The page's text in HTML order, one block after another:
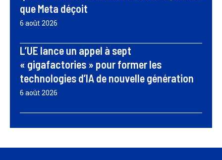
que Meta déçoit
6 août 2026
L’UE lance un appel à sept
« gigafactories » pour former les
technologies d’IA de nouvelle génération
6 août 2026